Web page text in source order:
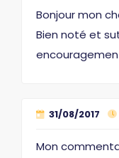
Bonjour mon
Bien noté et
31/08/2017
Mon